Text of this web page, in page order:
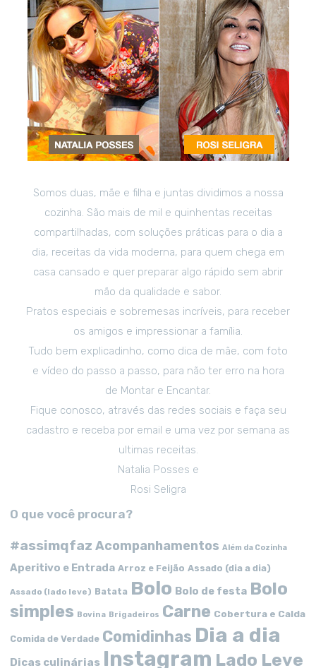
Somos duas, mãe e filha e juntas dividimos a nossa
cozinha. São mais de mil e quinhentas receitas
compartilhadas, com soluções práticas para o dia a
dia, receitas da vida moderna, para quem chega em
casa cansado e quer preparar algo rápido sem abrir
mão da qualidade e sabor.
Pratos especiais e sobremesas incríveis, para receber
os amigos e impressionar a família.
Tudo bem explicadinho, como dica de mãe, com foto
e vídeo do passo a passo, para não ter erro na hora
de Montar e Encantar.
Fique conosco, através das redes sociais e faça seu
cadastro e receba por email e uma vez por semana as
ultimas receitas.
Natalia Posses e
Rosi Seligra
O que você procura?
#assimqfaz Acompanhamentos Além da Cozinha
Aperitivo e Entrada Arroz e Feijão Assado (dia a dia)
Assado (lado leve) Batata Bolo Bolo de festa Bolo
simples Bovina Brigadeiros Carne Cobertura e Calda
Comida de Verdade Comidinhas Dia a dia
Dicas culinárias Instagram Lado Leve